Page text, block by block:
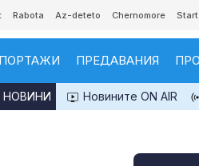
Rabota Az-deteto Chernomore Start
ПРЕДАВАНИЯ
Новините ON AIR